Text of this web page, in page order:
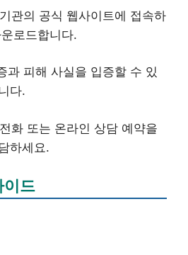
관의 공식 웹사이트에 접속하
로드합니다.
과 피해 사실을 입증할 수 있
다.
화 또는 온라인 상담 예약을
하세요.
이드